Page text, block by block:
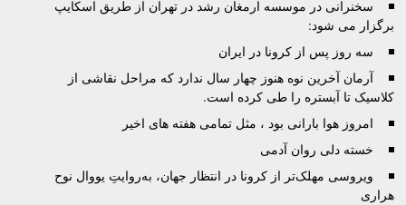
سخنرانی در موسسه ارمغان رشد در تهران از طریق اسکایپ
برگزار می شود:
سه روز پس از کرونا در ایران
آرمان آخرین نوه هنوز چهار سال ندارد که مراحل نقاشی از
کلاسیک تا آبستره را طی کرده است.
امروز هوا بارانی بود ، مثل تمامی هفته های اخیر
خسته دلی روان آدمی
ویروسی مهلک‌تر از کرونا در انتظار جهان، به‌روایتِ یووال نوح
هراری